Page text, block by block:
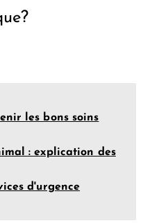
les bons soins
: explication des
d'urgence